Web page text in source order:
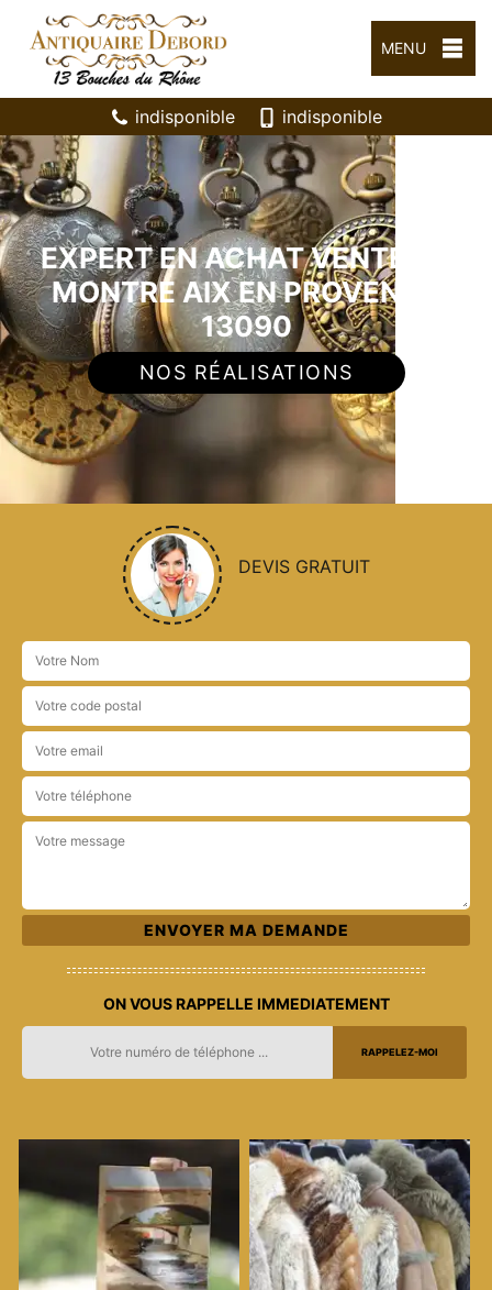
MENU
indisponible indisponible
EXPERT EN ACHAT VENTE DE
MONTRE AIX EN PROVENCE
13090
NOS RÉALISATIONS
DEVIS GRATUIT
ON VOUS RAPPELLE IMMEDIATEMENT